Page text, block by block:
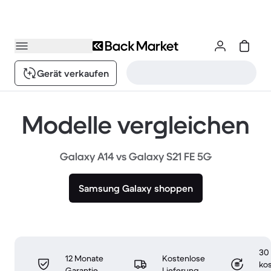
Gerät verkaufen
Modelle vergleichen
Galaxy A14 vs Galaxy S21 FE 5G
Samsung Galaxy shoppen
12 Monate
Kostenlose
30